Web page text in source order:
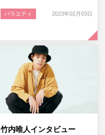
バラエティ 2023年02月03日
竹内唯人インタビュー